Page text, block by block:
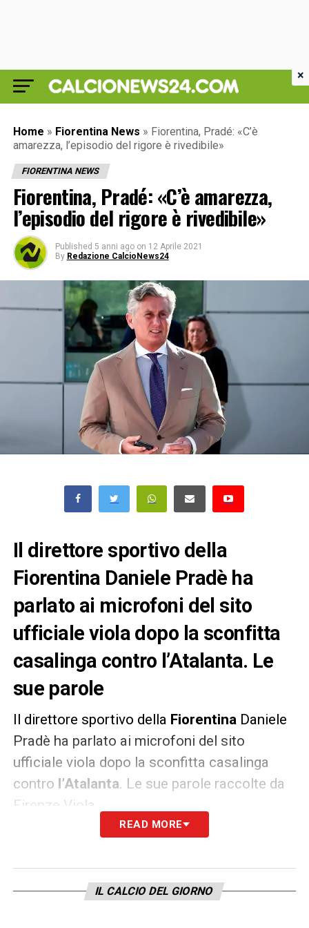
Home » Fiorentina News » Fiorentina, Pradé: «C’è
amarezza, l’episodio del rigore è rivedibile»
FIORENTINA NEWS
Fiorentina, Pradé: «C’è amarezza,
l’episodio del rigore è rivedibile»
Published 5 anni ago on 12 Aprile 2021
By Redazione CalcioNews24
Il direttore sportivo della
Fiorentina Daniele Pradè ha
parlato ai microfoni del sito
ufficiale viola dopo la sconfitta
casalinga contro l’Atalanta. Le
sue parole
Il direttore sportivo della Fiorentina Daniele
Pradè ha parlato ai microfoni del sito
ufficiale viola dopo la sconfitta casalinga
contro l’Atalanta. Le sue parole raccolte da
Firenze Viola.
AMAREZZA – «C’è amarezza, però abbiamo
dimostrando carattere. Avevamo rimesso in
piedi una partita difficile, c’è stato l’episodio
READ MORE
IL CALCIO DEL GIORNO
×